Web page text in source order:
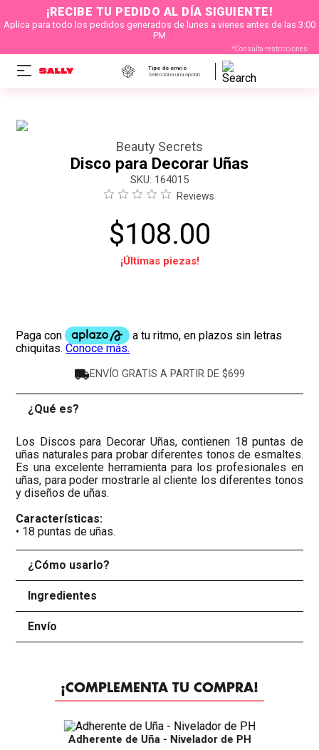
¡RECIBE TU PEDIDO AL DÍA SIGUIENTE!
Aplica para todo los pedidos generados de lunes a vienes antes de las 3:00
PM
*Consulta restricciones
Tipo de envío
Selecciona una opción
Beauty Secrets
Disco para Decorar Uñas
: 164015
Reviews
$108.00
¡Últimas piezas!
ENVÍO GRATIS A PARTIR DE $699
¿Qué es?
Los Discos para Decorar Uñas, contienen 18 puntas de
uñas naturales para probar diferentes tonos de esmaltes.
Es una excelente herramienta para los profesionales en
uñas, para poder mostrarle al cliente los diferentes tonos
y diseños de uñas.
Características:
• 18 puntas de uñas.
¿Cómo usarlo?
Ingredientes
Envío
¡COMPLEMENTA TU COMPRA!
Adherente de Uña - Nivelador de PH